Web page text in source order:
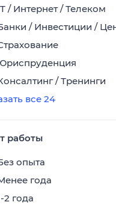
/ Интернет / Телеком
/ Инвестиции /
/ Тренинги
все 24
работы
опыта
года
2 года